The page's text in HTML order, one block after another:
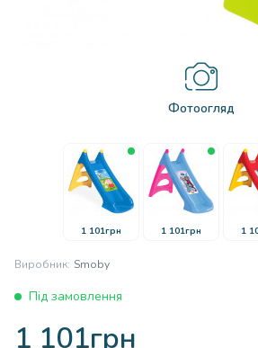
Фотоогляд
1 101грн 1 101грн 1
Виробник: Smoby
Під замовлення
1 101грн